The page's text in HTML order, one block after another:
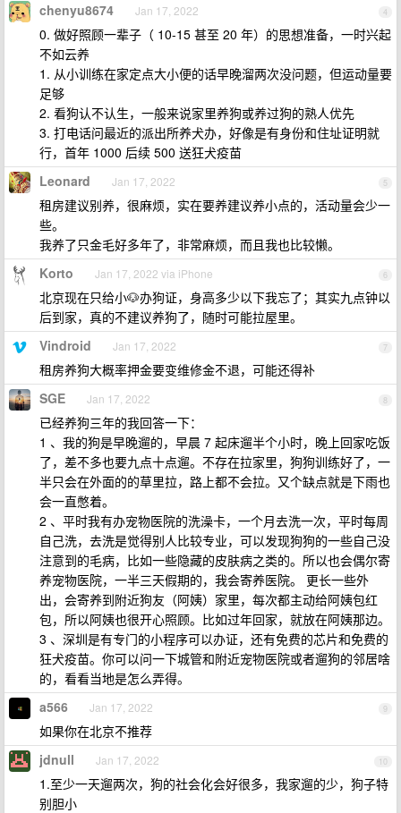
4
chenyu8674 Jan 17, 2022
0. 做好照顾一辈子（ 10-15 甚至 20 年）的思想准备，一时兴起
不如云养
1. 从小训练在家定点大小便的话早晚溜两次没问题，但运动量要
足够
2. 看狗认不认生，一般来说家里养狗或养过狗的熟人优先
3. 打电话问最近的派出所养犬办，好像是有身份和住址证明就
行，首年 1000 后续 500 送狂犬疫苗
5
Leonard Jan 17, 2022
租房建议别养，很麻烦，实在要养建议养小点的，活动量会少一
些。
我养了只金毛好多年了，非常麻烦，而且我也比较懒。
6
Korto Jan 17, 2022 via iPhone
北京现在只给小🐶办狗证，身高多少以下我忘了；其实九点钟以
后到家，真的不建议养狗了，随时可能拉屋里。
7
Vindroid Jan 17, 2022
租房养狗大概率押金要变维修金不退，可能还得补
8
SGE Jan 17, 2022
已经养狗三年的我回答一下：
1 、我的狗是早晚遛的，早晨 7 起床遛半个小时，晚上回家吃饭
了，差不多也要九点十点遛。不存在拉家里，狗狗训练好了，一
半只会在外面的的草里拉，路上都不会拉。又个缺点就是下雨也
会一直憋着。
2 、平时我有办宠物医院的洗澡卡，一个月去洗一次，平时每周
自己洗，去洗是觉得别人比较专业，可以发现狗狗的一些自己没
注意到的毛病，比如一些隐藏的皮肤病之类的。所以也会偶尔寄
养宠物医院，一半三天假期的，我会寄养医院。 更长一些外
出，会寄养到附近狗友（阿姨）家里，每次都主动给阿姨包红
包，所以阿姨也很开心照顾。比如过年回家，就放在阿姨那边。
3 、深圳是有专门的小程序可以办证，还有免费的芯片和免费的
狂犬疫苗。你可以问一下城管和附近宠物医院或者遛狗的邻居啥
的，看看当地是怎么弄得。
9
a566 Jan 17, 2022
如果你在北京不推荐
10
jdnull Jan 17, 2022
1.至少一天遛两次，狗的社会化会好很多，我家遛的少，狗子特
别胆小